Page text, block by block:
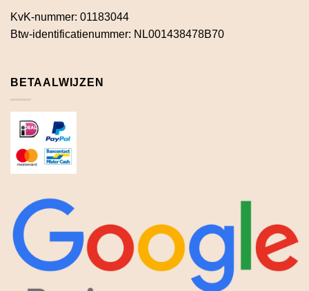
KvK-nummer: 01183044
Btw-identificatienummer: NL001438478B70
BETAALWIJZEN